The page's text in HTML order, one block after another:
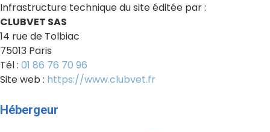
Infrastructure technique du site éditée par :
CLUBVET SAS
14 rue de Tolbiac
75013 Paris
Tél : 01 86 76 70 96
Site web : https://www.clubvet.fr
Hébergeur